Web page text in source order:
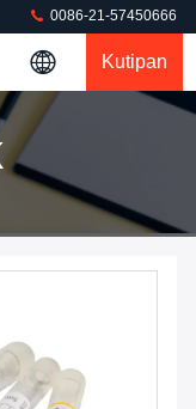
0086-21-57450666
Kutipan